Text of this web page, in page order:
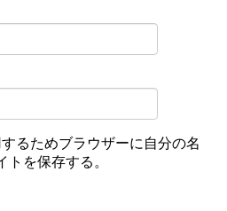
るためブラウザーに自分の名
を保存する。